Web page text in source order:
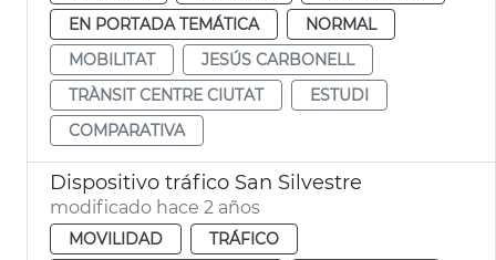
EN PORTADA TEMÁTICA
NORMAL
MOBILITAT
JESÚS CARBONELL
TRÀNSIT CENTRE CIUTAT
ESTUDI
COMPARATIVA
Dispositivo tráfico San Silvestre
modificado hace 2 años
MOVILIDAD
TRÁFICO